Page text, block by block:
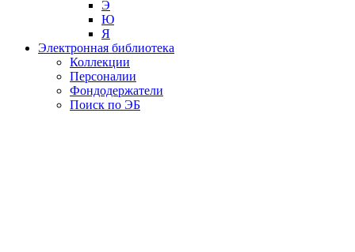
Э
Ю
Я
Электронная библиотека
Коллекции
Персоналии
Фондодержатели
Поиск по ЭБ